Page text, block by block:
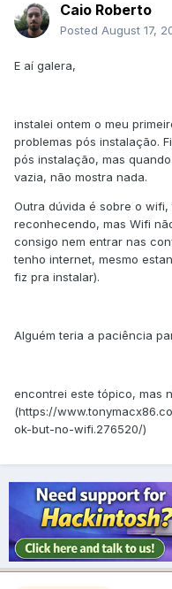
Caio Roberto
Posted August 17,
E aí galera,
instalei ontem o meu
problemas pós instalação.
pós instalação, mas
vazia, não mostra nada.
Outra dúvida é sobre o wifi,
reconhecendo, mas Wifi
consigo nem entrar nas
tenho internet, mesmo
fiz pra instalar).
Alguém teria a paciência
encontrei este tópico, mas
(https://
ok-but-no-wifi.276520/)